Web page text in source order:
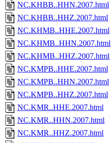
NC.KHBB..HHN.2007.html
NC.KHBB..HHZ.2007.html
NC.KHMB..HHE.2007.html
NC.KHMB..HHN.2007.html
NC.KHMB..HHZ.2007.html
NC.KMPB..HHE.2007.html
NC.KMPB..HHN.2007.html
NC.KMPB..HHZ.2007.html
NC.KMR..HHE.2007.html
NC.KMR..HHN.2007.html
NC.KMR..HHZ.2007.html